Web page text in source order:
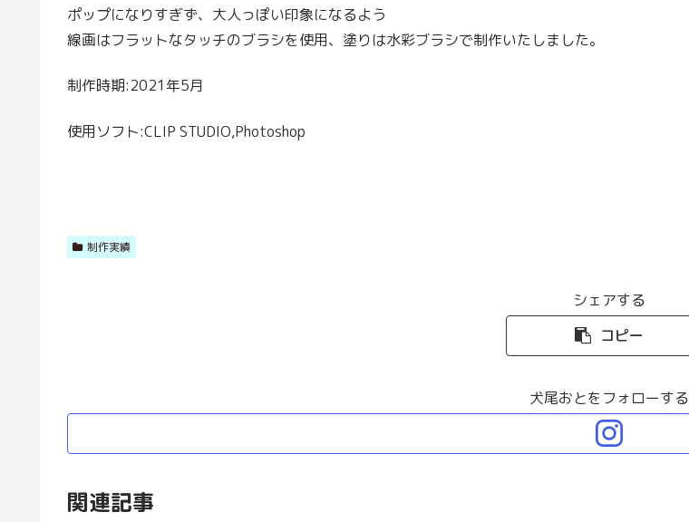
ポップになりすぎず、大人っぽい印象になるよう
線画はフラットなタッチのブラシを使用、塗りは水彩ブラシで制作いたしました。
制作時期:2021年5月
使用ソフト:CLIP STUDIO,Photoshop
制作実績
シェアする
コピー
犬尾おとをフォローする
関連記事